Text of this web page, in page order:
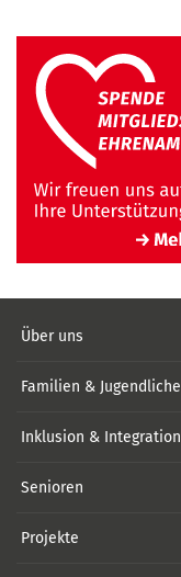
Über uns
Familien & Jugendliche
Inklusion & Integration
Senioren
Projekte